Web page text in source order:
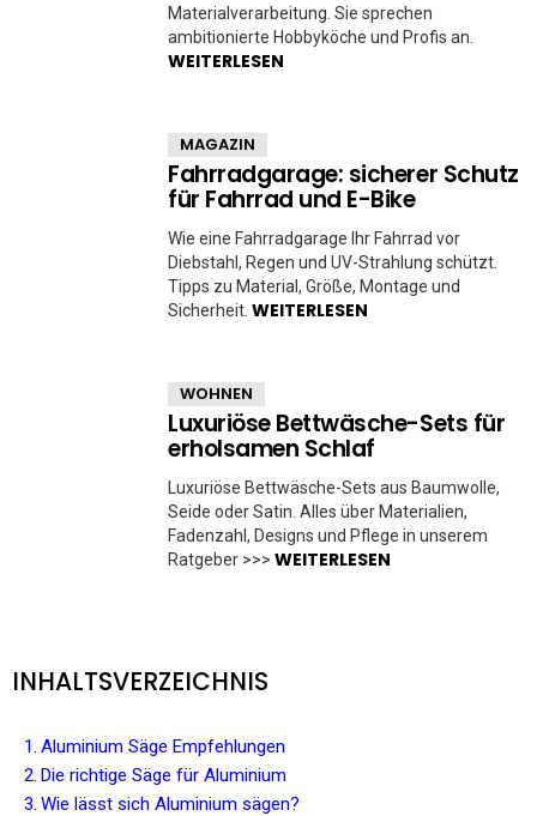
Materialverarbeitung. Sie sprechen
ambitionierte Hobbyköche und Profis an.
WEITERLESEN
MAGAZIN
Fahrradgarage: sicherer Schutz
für Fahrrad und E-Bike
Wie eine Fahrradgarage Ihr Fahrrad vor
Diebstahl, Regen und UV-Strahlung schützt.
Tipps zu Material, Größe, Montage und
Sicherheit. WEITERLESEN
WOHNEN
Luxuriöse Bettwäsche-Sets für
erholsamen Schlaf
Luxuriöse Bettwäsche-Sets aus Baumwolle,
Seide oder Satin. Alles über Materialien,
Fadenzahl, Designs und Pflege in unserem
Ratgeber >>> WEITERLESEN
INHALTSVERZEICHNIS
Aluminium Säge Empfehlungen
Die richtige Säge für Aluminium
Wie lässt sich Aluminium sägen?